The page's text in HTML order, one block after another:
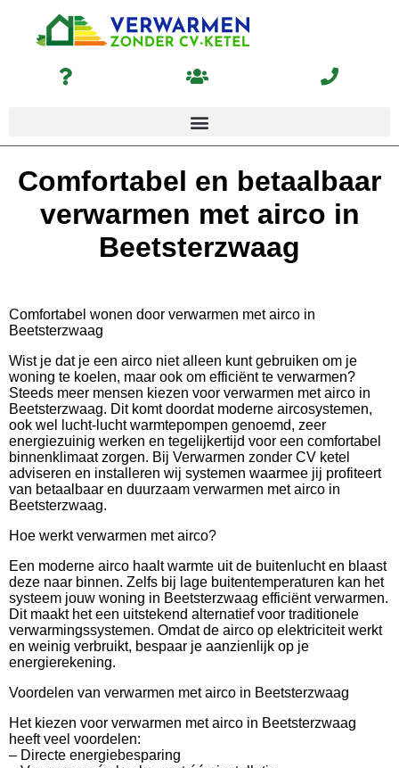
Comfortabel en betaalbaar
verwarmen met airco in
Beetsterzwaag
Comfortabel wonen door verwarmen met airco in
Beetsterzwaag
Wist je dat je een airco niet alleen kunt gebruiken om je
woning te koelen, maar ook om efficiënt te verwarmen?
Steeds meer mensen kiezen voor verwarmen met airco in
Beetsterzwaag. Dit komt doordat moderne aircosystemen,
ook wel lucht-lucht warmtepompen genoemd, zeer
energiezuinig werken en tegelijkertijd voor een comfortabel
binnenklimaat zorgen. Bij Verwarmen zonder CV ketel
adviseren en installeren wij systemen waarmee jij profiteert
van betaalbaar en duurzaam verwarmen met airco in
Beetsterzwaag.
Hoe werkt verwarmen met airco?
Een moderne airco haalt warmte uit de buitenlucht en blaast
deze naar binnen. Zelfs bij lage buitentemperaturen kan het
systeem jouw woning in Beetsterzwaag efficiënt verwarmen.
Dit maakt het een uitstekend alternatief voor traditionele
verwarmingssystemen. Omdat de airco op elektriciteit werkt
en weinig verbruikt, bespaar je aanzienlijk op je
energierekening.
Voordelen van verwarmen met airco in Beetsterzwaag
Het kiezen voor verwarmen met airco in Beetsterzwaag
heeft veel voordelen:
– Directe energiebesparing